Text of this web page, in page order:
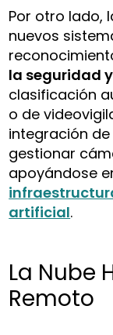
Por otro lado,
nuevos
la seguridad
clasificación
o de
integración de
gestionar
apoyándose
artificial.
La Nube
Remoto